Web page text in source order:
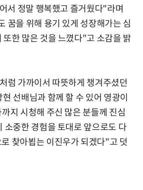
서 정말 행복했고 즐거웠다"라며
꿈을 위해 용기 있게 성장해가는 심
또한 많은 것을 느꼈다"고 소감을 밝
럼 가까이서 따뜻하게 챙겨주셨던
선배님과 함께 할 수 있어 영광이
지 시청해 주신 많은 분들께 진심
소중한 경험을 토대로 앞으로도 다
찾아뵙는 이진우가 되겠다"고 덧